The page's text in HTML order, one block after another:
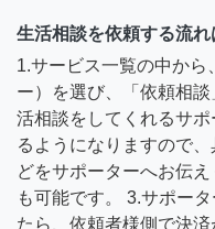
生活相談を依頼する流れ
1.サービス一覧の中から
ー）を選び、「依頼相
活相談をしてくれるサ
るようになりますので
どをサポーターへお伝
も可能です。 3.サポー
たら、依頼者様側で決